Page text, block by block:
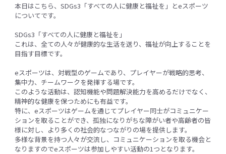
本日はこちら、SDGs3「すべての人に健康と福祉を」とeスポーツ
についてです。
SDGs3「すべての人に健康と福祉を」
これは、全ての人々が健康的な生活を送り、福祉が向上することを
目指す目標です。
eスポーツは、対戦型のゲームであり、プレイヤーが戦略的思考、
集中力、チームワークを発揮する場です。
このような活動は、認知機能や問題解決能力を高めるだけでなく、
精神的な健康を保つためにも有益です。
特に、eスポーツはゲームを通じてプレイヤー同士がコミュニケー
ションを取ることができ、孤独になりがちな障がい者や高齢者の皆
様に対し、より多くの社会的なつながりの場を提供します。
多様な背景を持つ人々が交流し、コミュニケーションを取る機会と
なりますのでeスポーツは参加しやすい活動の1つとなります。